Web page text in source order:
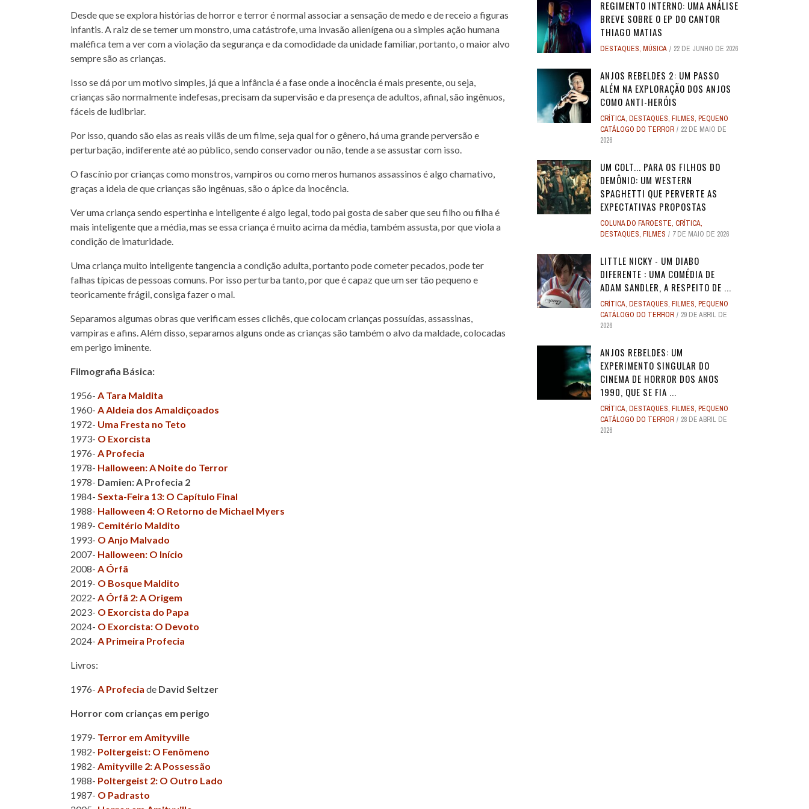
Desde que se explora histórias de horror e terror é normal associar a sensação de medo e de receio a figuras
infantis. A raiz de se temer um monstro, uma catástrofe, uma invasão alienígena ou a simples ação humana
maléfica tem a ver com a violação da segurança e da comodidade da unidade familiar, portanto, o maior alvo
sempre são as crianças.
Isso se dá por um motivo simples, já que a infância é a fase onde a inocência é mais presente, ou seja,
crianças são normalmente indefesas, precisam da supervisão e da presença de adultos, afinal, são ingênuos,
fáceis de ludibriar.
Por isso, quando são elas as reais vilãs de um filme, seja qual for o gênero, há uma grande perversão e
perturbação, indiferente até ao público, sendo conservador ou não, tende a se assustar com isso.
O fascínio por crianças como monstros, vampiros ou como meros humanos assassinos é algo chamativo,
graças a ideia de que crianças são ingênuas, são o ápice da inocência.
Ver uma criança sendo espertinha e inteligente é algo legal, todo pai gosta de saber que seu filho ou filha é
mais inteligente que a média, mas se essa criança é muito acima da média, também assusta, por que viola a
condição de imaturidade.
Uma criança muito inteligente tangencia a condição adulta, portanto pode cometer pecados, pode ter
falhas típicas de pessoas comuns. Por isso perturba tanto, por que é capaz que um ser tão pequeno e
teoricamente frágil, consiga fazer o mal.
Separamos algumas obras que verificam esses clichês, que colocam crianças possuídas, assassinas,
vampiras e afins. Além disso, separamos alguns onde as crianças são também o alvo da maldade, colocadas
em perigo iminente.
Filmografia Básica:
1956- A Tara Maldita
1960- A Aldeia dos Amaldiçoados
1972- Uma Fresta no Teto
1973- O Exorcista
1976- A Profecia
1978- Halloween: A Noite do Terror
1978- Damien: A Profecia 2
1984- Sexta-Feira 13: O Capítulo Final
1988- Halloween 4: O Retorno de Michael Myers
1989- Cemitério Maldito
1993- O Anjo Malvado
2007- Halloween: O Início
2008- A Órfã
2019- O Bosque Maldito
2022- A Órfã 2: A Origem
2023- O Exorcista do Papa
2024- O Exorcista: O Devoto
2024- A Primeira Profecia
Livros:
1976- A Profecia de David Seltzer
Horror com crianças em perigo
1979- Terror em Amityville
1982- Poltergeist: O Fenômeno
1982- Amityville 2: A Possessão
1988- Poltergeist 2: O Outro Lado
1987- O Padrasto
REGIMENTO INTERNO: UMA ANÁLISE
BREVE SOBRE O EP DO CANTOR
THIAGO MATIAS
DESTAQUES, MÚSICA 22 DE JUNHO DE 2026
ANJOS REBELDES 2: UM PASSO
ALÉM NA EXPLORAÇÃO DOS ANJOS
COMO ANTI-HERÓIS
CRÍTICA, DESTAQUES, FILMES, PEQUENO
CATÁLOGO DO TERROR
22 DE MAIO DE
2026
UM COLT... PARA OS FILHOS DO
DEMÔNIO: UM WESTERN
SPAGHETTI QUE PERVERTE AS
EXPECTATIVAS PROPOSTAS
COLUNA DO FAROESTE, CRÍTICA,
DESTAQUES, FILMES 7 DE MAIO DE 2026
LITTLE NICKY - UM DIABO
DIFERENTE : UMA COMÉDIA DE
ADAM SANDLER, A RESPEITO DE ...
CRÍTICA, DESTAQUES, FILMES, PEQUENO
CATÁLOGO DO TERROR
29 DE ABRIL DE
2026
ANJOS REBELDES: UM
EXPERIMENTO SINGULAR DO
CINEMA DE HORROR DOS ANOS
1990, QUE SE FIA ...
CRÍTICA, DESTAQUES, FILMES, PEQUENO
CATÁLOGO DO TERROR
28 DE ABRIL DE
2026